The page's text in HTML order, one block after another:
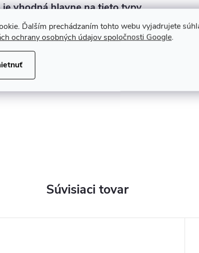
Ďalším prechádzaním tohto webu vyjadrujete
ochrany osobných údajov spoločnosti Google.
je vhodná hlavne na tieto typy
povrchov:
Súvisiaci tovar